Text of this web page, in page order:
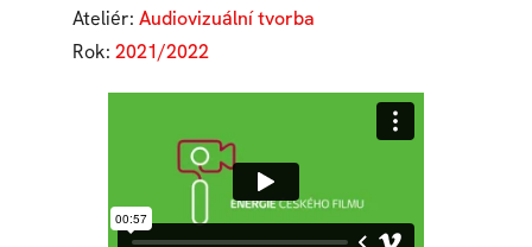
Ateliér: Audiovizuální tvorba
Rok: 2021/2022